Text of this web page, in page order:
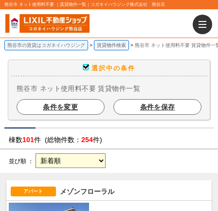
熊谷市 ネット使用料不要 ｜賃貸物件一覧｜コガネイハウジング株式会社 熊谷店
熊谷市の賃貸はコガネイハウジング 賃貸物件検索 熊谷市 ネット使用料不要 賃貸物件一
選択中の条件
熊谷市 ネット使用料不要 賃貸物件一覧
条件を変更 条件を保存
棟数101件 (総物件数： 254件)
並び順 ：
アパート メゾンフローラル